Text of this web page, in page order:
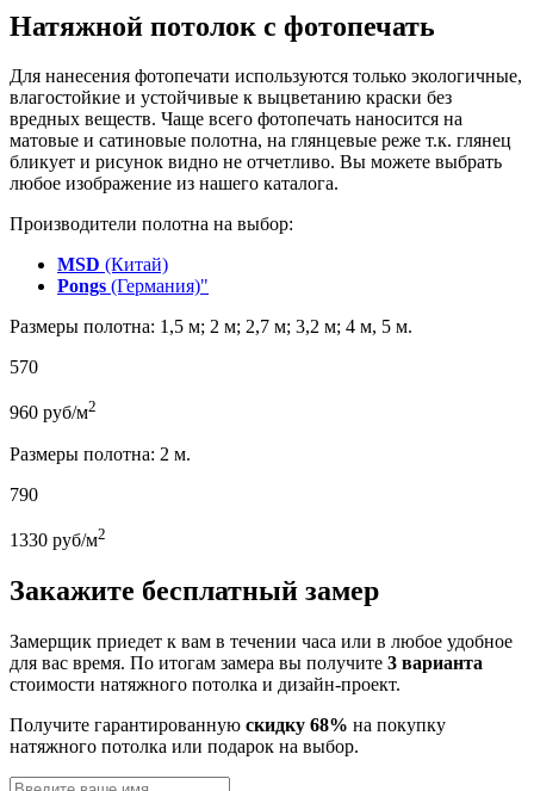
Натяжной потолок с фотопечать
Для нанесения фотопечати используются только экологичные,
влагостойкие и устойчивые к выцветанию краски без
вредных веществ. Чаще всего фотопечать наносится на
матовые и сатиновые полотна, на глянцевые реже т.к. глянец
бликует и рисунок видно не отчетливо. Вы можете выбрать
любое изображение из нашего каталога.
Производители полотна на выбор:
MSD (Китай)
Pongs (Германия)"
Размеры полотна: 1,5 м; 2 м; 2,7 м; 3,2 м; 4 м, 5 м.
570
960 руб/м2
Размеры полотна: 2 м.
790
1330 руб/м2
Закажите бесплатный замер
Замерщик приедет к вам в течении часа или в любое удобное
для вас время. По итогам замера вы получите 3 варианта
стоимости натяжного потолка и дизайн-проект.
Получите гарантированную скидку 68% на покупку
натяжного потолка или подарок на выбор.